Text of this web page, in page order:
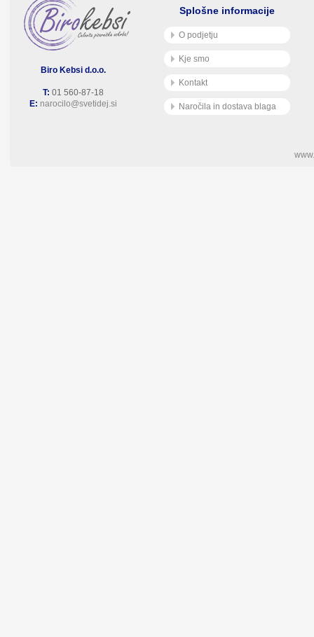
Biro Kebsi d.o.o.
T: 01 560-87-18
E: narocilo@svetidej.si
Splošne informacije
O podjetju
Kje smo
Kontakt
Naročila in dostava blaga